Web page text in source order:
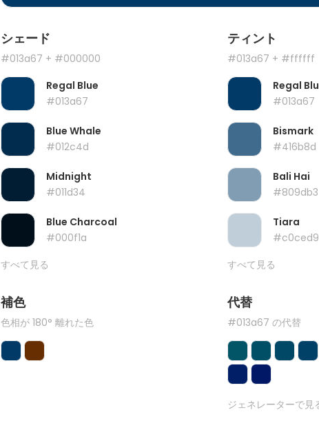
シェード
#013a67 + #000000
Regal Blue
#013a67
Blue Whale
#012c4d
Midnight
#011d34
Blue Charcoal
#000f1a
すべて見る
ティント
#013a67 + #ffffff
Regal
#013a67
Bismark
#416b8d
Bali Hai
#809db3
Tiara
#c0ced9
すべて見る
補色
色相が 180° 離れた色
代替
#013a67 の代替
ジェネレーターで見